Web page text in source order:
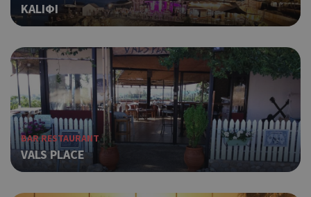
KALIΦI
BAR RESTAURANT
VALS PLACE